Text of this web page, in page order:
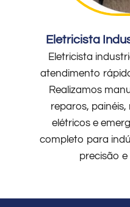
Eletricista
Eletricista
atendimento
Realizamos
reparos,
elétricos e
completo para
precisão e